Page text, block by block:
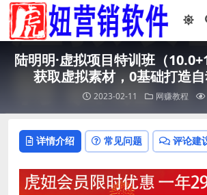
陆明明·虚拟项目特训班（
获取虚拟素材，0基础打造
2023-02-11 网赚教程
详情介绍 常见问题 评论建